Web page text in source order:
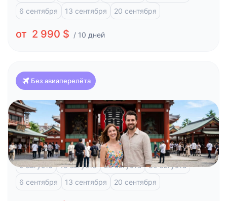
6 сентября
13 сентября 20 сентября
от 2 990 $ / 10 дней
Без авиаперелёта
Япония
Токио, 8 дней и отдых на побережье
Токио Фудзи-Кавагучико Атами
9 августа 16 августа 23 августа
30 августа
6 сентября
13 сентября 20 сентября